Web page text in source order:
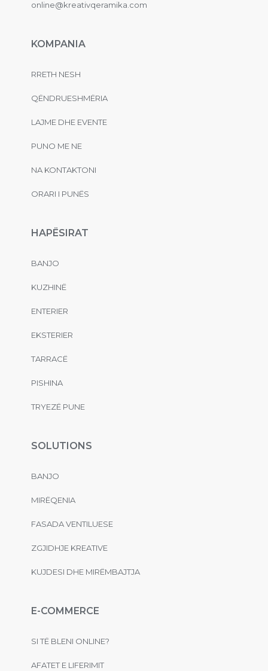
online@kreativqeramika.com
KOMPANIA
RRETH NESH
QËNDRUESHMËRIA
LAJME DHE EVENTE
PUNO ME NE
NA KONTAKTONI
ORARI I PUNËS
HAPËSIRAT
BANJO
KUZHINË
ENTERIER
EKSTERIER
TARRACË
PISHINA
TRYEZË PUNE
SOLUTIONS
BANJO
MIRËQENIA
FASADA VENTILUESE
ZGJIDHJE KREATIVE
KUJDESI DHE MIRËMBAJTJA
E-COMMERCE
SI TË BLENI ONLINE?
AFATET E LIFERIMIT